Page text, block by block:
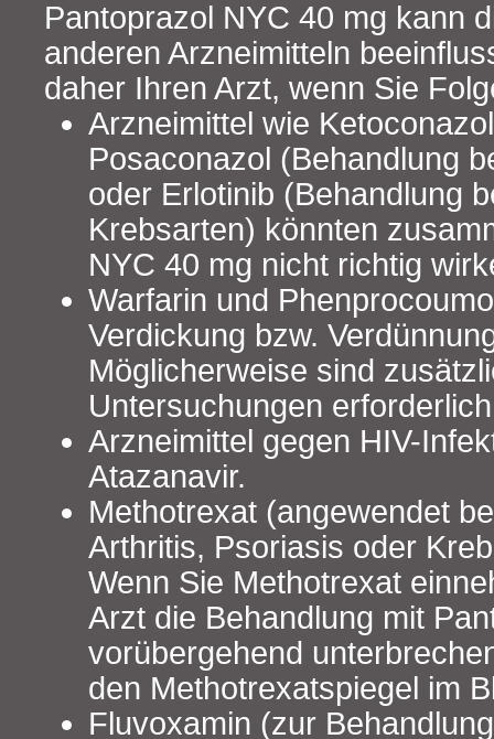
Pantoprazol NYC 40 mg kann
anderen Arzneimitteln
daher Ihren Arzt, wenn Sie
Arzneimittel wie
Posaconazol (Behandlung
oder Erlotinib (Behandlung
Krebsarten) könnten
NYC 40 mg nicht richtig
Warfarin und
Verdickung bzw.
Möglicherweise sind
Untersuchungen
Arzneimittel gegen HIV-
Atazanavir.
Methotrexat (angewendet
Arthritis, Psoriasis oder
Wenn Sie Methotrexat
Arzt die Behandlung mit
vorübergehend
den Methotrexatspiegel im
Fluvoxamin (zur